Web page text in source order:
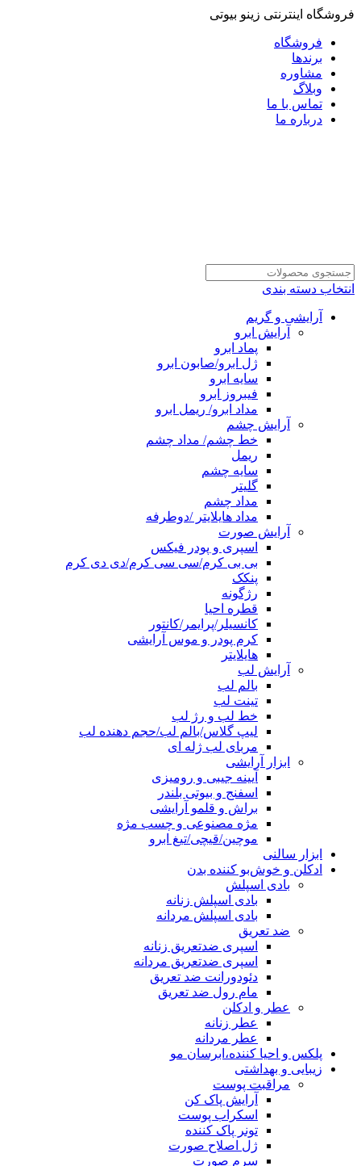
فروشگاه اینترنتی زینو بیوتی
فروشگاه
برندها
مشاوره
وبلاگ
تماس با ما
درباره ما
انتخاب دسته بندی
آرایشی و گریم
آرایش ابرو
پماد ابرو
ژل ابرو/صابون ابرو
سایه ابرو
فیبروز ابرو
مداد ابرو/ ریمل ابرو
آرایش چشم
خط چشم/ مداد چشم
ریمل
سایه چشم
گلیتر
مداد چشم
مداد هایلایتر /دوطرفه
آرایش صورت
اسپری و پودر فیکس
بی بی کرم/سی سی کرم/دی دی کرم
پنکک
رژگونه
قطره احیا
کانسیلر/پرایمر/کانتور
کرم پودر و موس آرایشی
هایلایتر
آرایش لب
بالم لب
تینت لب
خط لب و رژ لب
لیپ گلاس/بالم لب/حجم دهنده لب
مربای لب ژله ای
ابزار آرایشی
آیینه جیبی و رومیزی
اسفنج و بیوتی بلندر
براش و قلمو آرایشی
مژه مصنوعی و چسب مژه
موچین/قیچی/تیغ ابرو
ابزار سالنی
ادکلن و خوش‌بو کننده بدن
بادی اسپلش
بادی اسپلش زنانه
بادی اسپلش مردانه
ضد تعریق
اسپری ضدتعریق زنانه
اسپری ضدتعریق مردانه
دئودورانت ضد تعریق
مام رول ضد تعریق
عطر و ادکلن
عطر زنانه
عطر مردانه
پلکس و احیا کننده،ابرسان مو
زیبایی و بهداشتی
مراقبت پوست
آرایش پاک کن
اسکراب پوست
تونر پاک کننده
ژل اصلاح صورت
سرم صورت